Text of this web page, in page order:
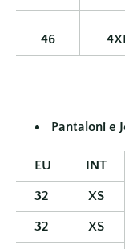
46
Pantaloni e
EU INT
32 XS
32 XS